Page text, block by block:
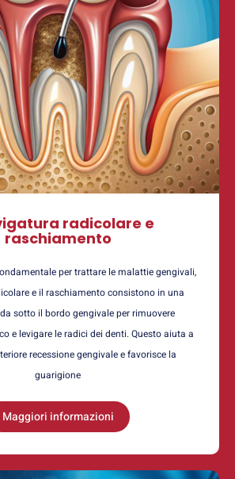
radicolare e
raschiamento
per trattare le malattie gengivali,
e il raschiamento consistono in una
sotto il bordo gengivale per rimuovere
e levigare le radici dei denti. Questo aiuta a
recessione gengivale e favorisce la
guarigione
Maggiori informazioni